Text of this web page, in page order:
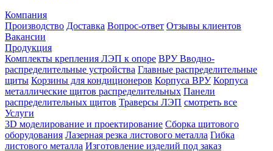
Компания
Производство Доставка Вопрос-ответ Отзывы клиентов
Вакансии
Продукция
Комплекты крепления ЛЭП к опоре ВРУ Вводно-
распределительные устройства Главные распределительные
щиты Корзины для кондиционеров Корпуса ВРУ Корпуса
металлические щитов распределительных Панели
распределительных щитов Траверсы ЛЭП смотреть все
Услуги
3D моделирование и проектирование Сборка щитового
оборудования Лазерная резка листового металла Гибка
листового металла Изготовление изделий под заказ